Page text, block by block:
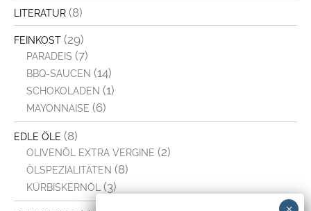
LITERATUR (8)
FEINKOST (29)
PARADEIS (7)
BBQ-SAUCEN (14)
SCHOKOLADEN (1)
MAYONNAISE (6)
EDLE ÖLE (8)
OLIVENÖL EXTRA VERGINE (2)
ÖLSPEZIALITÄTEN (8)
KÜRBISKERNÖL (3)